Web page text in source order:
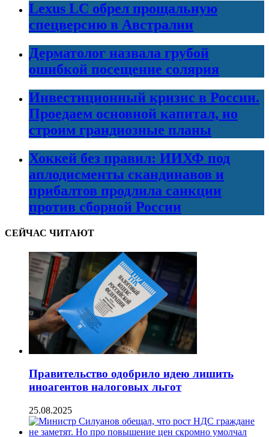
Lexus LC обрел прощальную
спецверсию в Австралии
Дерматолог назвала грубой
ошибкой посещение солярия
Инвестиционный кризис в России.
Проедаем основной капитал, но
строим грандиозные планы
Хоккей без правил: ИИХФ под
аплодисменты скандинавов и
прибалтов продлила санкции
против сборной России
СЕЙЧАС ЧИТАЮТ
Правительство одобрило идею лишить
иноагентов налоговых льгот
25.08.2025